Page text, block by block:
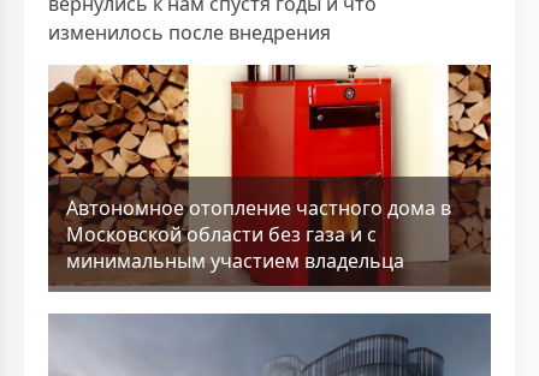
изменилось после внедрения
Aвтономное отопление частного дома в
Московской области без газа и с
минимальным участием владельца